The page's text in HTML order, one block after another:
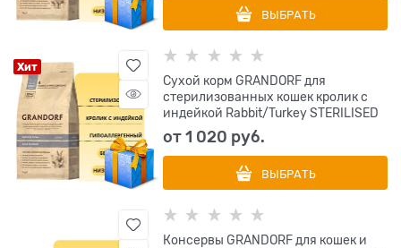
ВЫБРАТЬ
Хит
Сухой корм GRANDORF для
стерилизованных кошек кролик с
индейкой Rabbit/Turkey STERILISED
от1 020 руб.
ВЫБРАТЬ
Консервы GRANDORF для кошек и